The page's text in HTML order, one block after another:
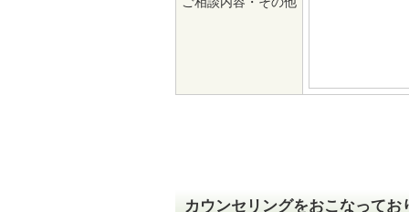
カウンセリングをおこなってお